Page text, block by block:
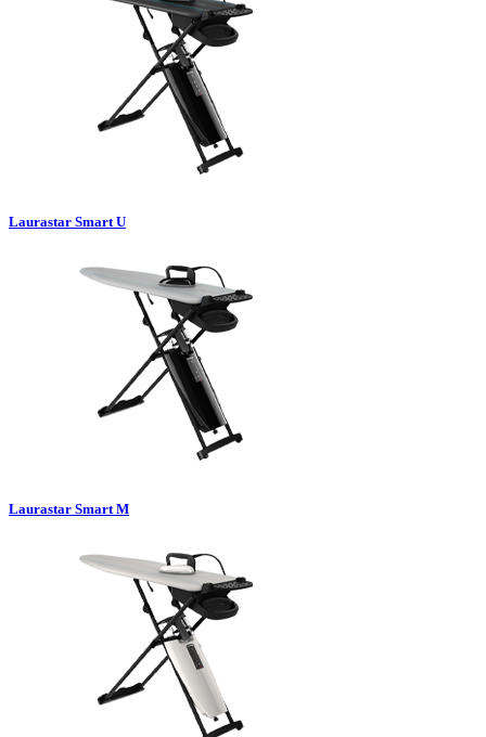
Laurastar Smart U
Laurastar Smart M